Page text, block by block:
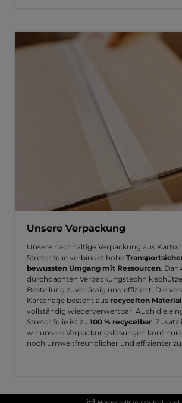
Unsere Verpackung
Unsere nachhaltige Verpackung aus
Stretchfolie verbindet hohe
bewussten Umgang mit Ressourcen.
durchdachten Verpackungstechnik
Bestellung zuverlässig und effizient. Die
Kartonage besteht aus recycelten
vollständig wiederverwertbar. Auch die
Stretchfolie ist zu 100 % recycelbar.
wir unsere Verpackungslösungen
noch umweltfreundlicher und effizienter